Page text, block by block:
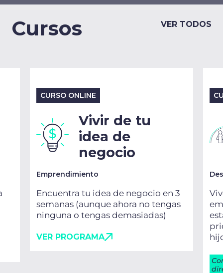
Cursos VER TODOS
CURSO ONLINE
Vivir de tu
idea de
negocio
Emprendimiento
Encuentra tu idea de negocio en 3
semanas (aunque ahora no tengas
ninguna o tengas demasiadas)
VER PROGRAMA